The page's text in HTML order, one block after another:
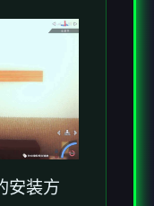
安装方